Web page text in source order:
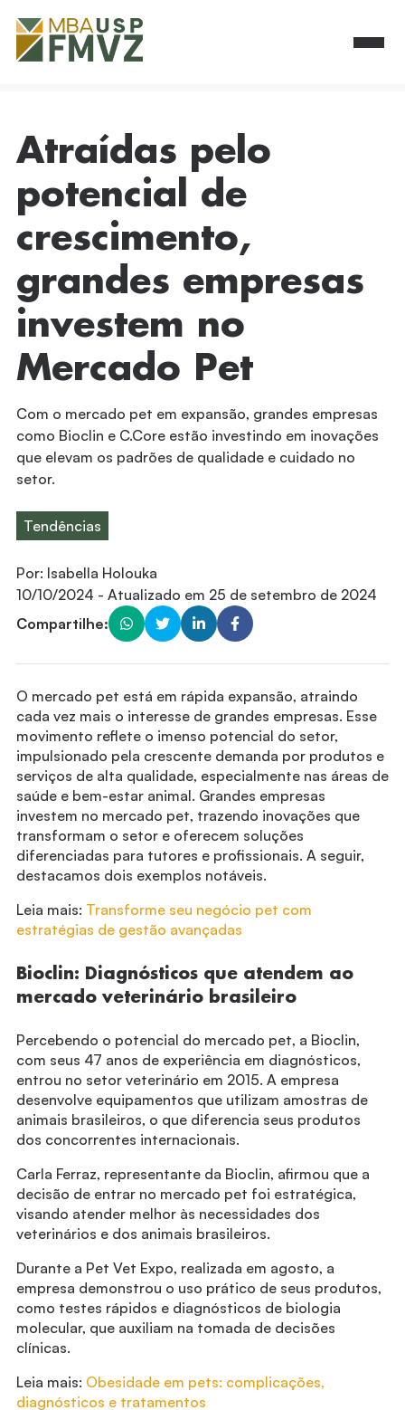
Atraídas pelo
potencial de
crescimento,
grandes empresas
investem no
Mercado Pet
Com o mercado pet em expansão, grandes empresas
como Bioclin e C.Core estão investindo em inovações
que elevam os padrões de qualidade e cuidado no
setor.
Tendências
Por: Isabella Holouka
10/10/2024 - Atualizado em 25 de setembro de 2024
Compartilhe:
O mercado pet está em rápida expansão, atraindo
cada vez mais o interesse de grandes empresas. Esse
movimento reflete o imenso potencial do setor,
impulsionado pela crescente demanda por produtos e
serviços de alta qualidade, especialmente nas áreas de
saúde e bem-estar animal. Grandes empresas
investem no mercado pet, trazendo inovações que
transformam o setor e oferecem soluções
diferenciadas para tutores e profissionais. A seguir,
destacamos dois exemplos notáveis.
Leia mais: Transforme seu negócio pet com
estratégias de gestão avançadas
Bioclin: Diagnósticos que atendem ao
mercado veterinário brasileiro
Percebendo o potencial do mercado pet, a Bioclin,
com seus 47 anos de experiência em diagnósticos,
entrou no setor veterinário em 2015. A empresa
desenvolve equipamentos que utilizam amostras de
animais brasileiros, o que diferencia seus produtos
dos concorrentes internacionais.
Carla Ferraz, representante da Bioclin, afirmou que a
decisão de entrar no mercado pet foi estratégica,
visando atender melhor às necessidades dos
veterinários e dos animais brasileiros.
Durante a Pet Vet Expo, realizada em agosto, a
empresa demonstrou o uso prático de seus produtos,
como testes rápidos e diagnósticos de biologia
molecular, que auxiliam na tomada de decisões
clínicas.
Leia mais: Obesidade em pets: complicações,
diagnósticos e tratamentos